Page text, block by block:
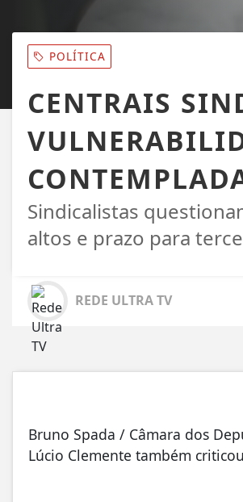
POLÍTICA
CENTRAIS
Sindicalistas
altos e prazo para
REDE ULTRA TV
Bruno Spada / Câmara dos
Lúcio Clemente também